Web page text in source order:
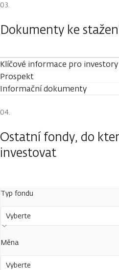
Dokumenty ke
Klíčové informace pro investory
Prospekt
Informační dokumenty
Ostatní fondy, do
investovat
Typ fondu
Vyberte
Měna
Vyberte